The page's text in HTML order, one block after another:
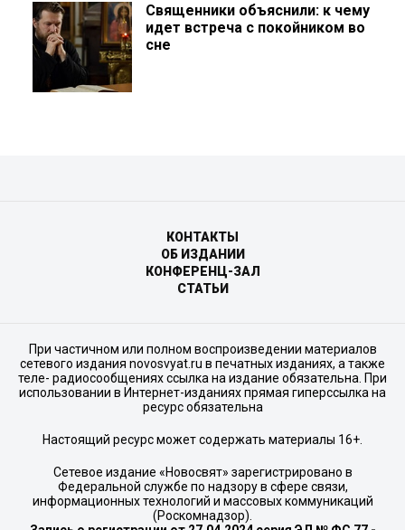
Священники объяснили: к чему
идет встреча с покойником во
сне
КОНТАКТЫ
ОБ ИЗДАНИИ
КОНФЕРЕНЦ-ЗАЛ
СТАТЬИ
При частичном или полном воспроизведении материалов
сетевого издания novosvyat.ru в печатных изданиях, а также
теле- радиосообщениях ссылка на издание обязательна. При
использовании в Интернет-изданиях прямая гиперссылка на
ресурс обязательна
Настоящий ресурс может содержать материалы 16+.
Сетевое издание «Новосвят» зарегистрировано в
Федеральной службе по надзору в сфере связи,
информационных технологий и массовых коммуникаций
(Роскомнадзор).